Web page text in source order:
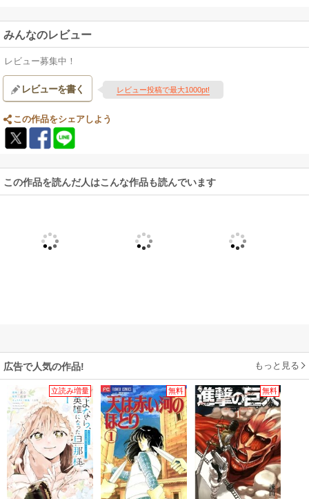
みんなのレビュー
レビュー募集中！
レビューを書く レビュー投稿で最大1000pt!
この作品をシェアしよう
この作品を読んだ人はこんな作品も読んでいます
広告で人気の作品! もっと見る
立読み増量 無料 無料